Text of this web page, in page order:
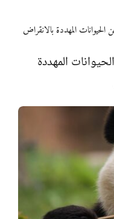
المهددة بالانقراض
المهددة